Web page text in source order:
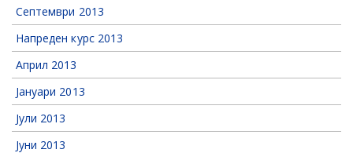
Септември 2013
Напреден курс 2013
Април 2013
Јануари 2013
Јули 2013
Јуни 2013